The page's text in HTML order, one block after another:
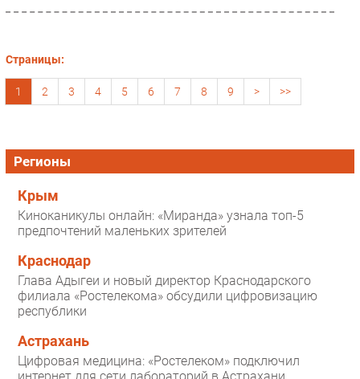
Страницы:
1 2 3 4 5 6 7 8 9 > >>
Регионы
Крым
Киноканикулы онлайн: «Миранда» узнала топ-5
предпочтений маленьких зрителей
Краснодар
Глава Адыгеи и новый директор Краснодарского
филиала «Ростелекома» обсудили цифровизацию
республики
Астрахань
Цифровая медицина: «Ростелеком» подключил
интернет для сети лабораторий в Астрахани